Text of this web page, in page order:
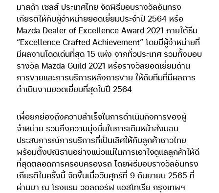
มาสด้า เซลส์ ประเทศไทย จัดพิธีมอบรางวัลอันทรง
เกียรติให้กับผู้จำหน่ายยอดเยี่ยมประจำปี 2564 หรือ
Mazda Dealer of Excellence Award 2021 ภายใต้ธีม
“Excellence Crafted Achievement” โดยมีผู้จำหน่ายที่
มีผลงานโดดเด่นที่สุด 15 แห่ง จากทั่วประเทศ รวมทั้งมอบ
รางวัล Mazda Guild 2021 หรือรางวัลยอดเยี่ยมด้าน
การขายและการบริการหลังการขาย ให้กับทีมที่มีผลการ
ดำเนินงานยอดเยี่ยมที่สุดในปี 2564
เพื่อยกย่องถึงความสำเร็จในการดำเนินกิจการของผู้
จำหน่าย รวมถึงความมุ่งมั่นในการเดินหน้าส่งมอบ
ประสบการณ์การบริการที่เป็นเลิศให้กับลูกค้าชาวไทย
พร้อมตั้งปณิธานอย่างแน่วแน่ในการเอาใจดูแลลูกค้าให้ดี
ที่สุดตลอดการครอบครองรถ โดยพิธีมอบรางวัลอันทรง
เกียรติในครั้งนี้ จัดขึ้นเมื่อวันศุกร์ที่ 9 กันยายน 2565 ที่
ผ่านมา ณ โรงแรม วอลดอร์ฟ แอสโทเรีย กรุงเทพฯ